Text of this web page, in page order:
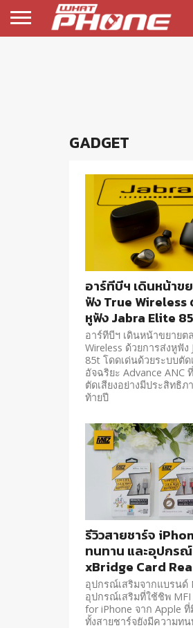
GADGET
อาร์ทีบีฯ เดินหน้าข
ฟัง True Wireless
หูฟัง Jabra Elite
อาร์ทีบีฯ เดินหน้าขยายต
Wireless ด้วยการส่งหูฟัง
85t โดดเด่นด้วยระบบตัด
อัจฉริยะ Advance ANC
ตัดเสียงอย่างมีประสิทธิภ
ท้ายปี
รีวิวสายชาร์จ
ทนทาน และอุปกรณ์
xBridge Card
อุปกรณ์เสริมจากแบรนด์
อุปกรณ์เสริมที่ใช้ชิพ MFI
for iPhone จาก Apple
ทั้งสายชาร์จยังมีความทน